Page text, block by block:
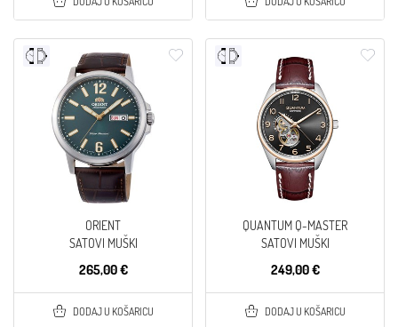
ORIENT
SATOVI MUŠKI
265,00 €
DODAJ U KOŠARICU
QUANTUM Q-MASTER
SATOVI MUŠKI
249,00 €
DODAJ U KOŠARICU